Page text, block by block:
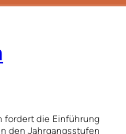
fordert die Einführung
den Jahrgangsstufen